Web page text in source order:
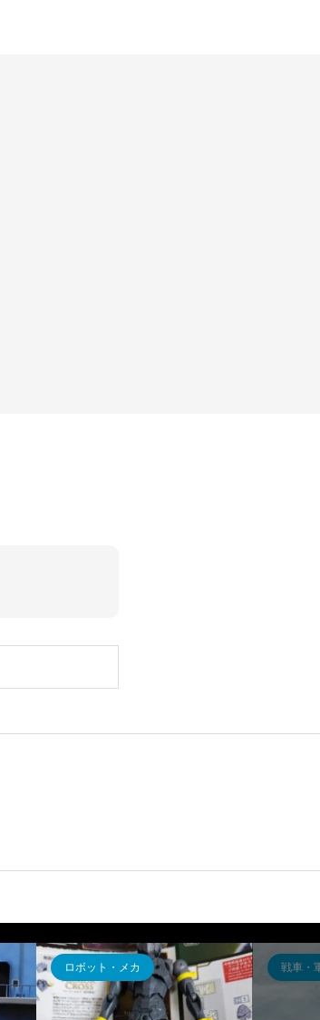
ロボット・メカ 戦車・